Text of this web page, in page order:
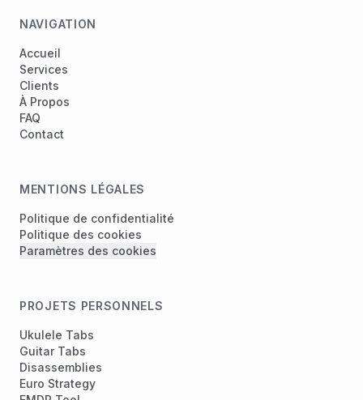
NAVIGATION
Accueil
Services
Clients
À Propos
FAQ
Contact
MENTIONS LÉGALES
Politique de confidentialité
Politique des cookies
Paramètres des cookies
PROJETS PERSONNELS
Ukulele Tabs
Guitar Tabs
Disassemblies
Euro Strategy